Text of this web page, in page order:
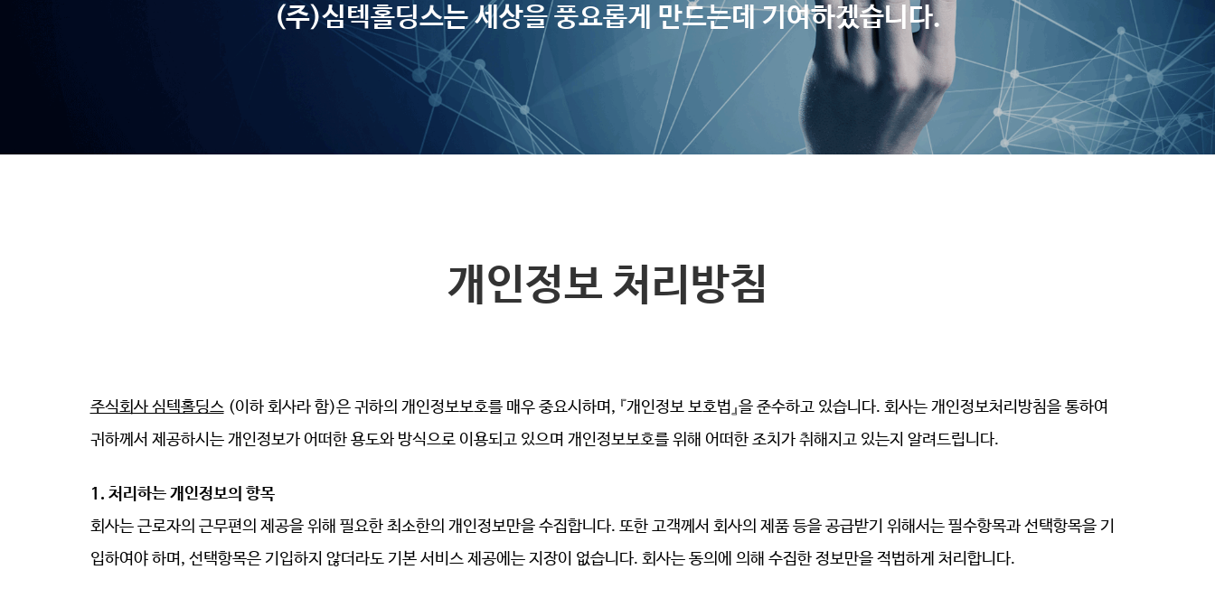
(주)심텍홀딩스는 세상을 풍요롭게 만드는데 기여하겠습니다.
개인정보 처리방침
주식회사 심텍홀딩스 (이하 회사라 함)은 귀하의 개인정보보호를 매우 중요시하며, 『개인정보 보호법』을 준수하고 있습니다. 회사는 개인정보처리방침을 통하여
귀하께서 제공하시는 개인정보가 어떠한 용도와 방식으로 이용되고 있으며 개인정보보호를 위해 어떠한 조치가 취해지고 있는지 알려드립니다.
1. 처리하는 개인정보의 항목
회사는 근로자의 근무편의 제공을 위해 필요한 최소한의 개인정보만을 수집합니다. 또한 고객께서 회사의 제품 등을 공급받기 위해서는 필수항목과 선택항목을 기
입하여야 하며, 선택항목은 기입하지 않더라도 기본 서비스 제공에는 지장이 없습니다. 회사는 동의에 의해 수집한 정보만을 적법하게 처리합니다.